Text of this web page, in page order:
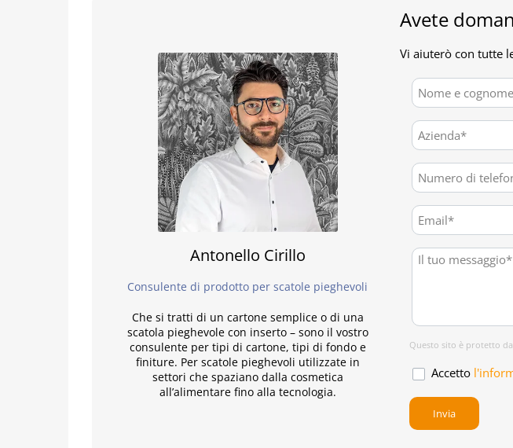
Antonello Cirillo
Consulente di prodotto per scatole pieghevoli
Che si tratti di un cartone semplice o di una
scatola pieghevole con inserto – sono il vostro
consulente per tipi di cartone, tipi di fondo e
finiture. Per scatole pieghevoli utilizzate in
settori che spaziano dalla cosmetica
all’alimentare fino alla tecnologia.
Avete
Vi aiuterò con tutte
Questo sito è protetto da
Accetto